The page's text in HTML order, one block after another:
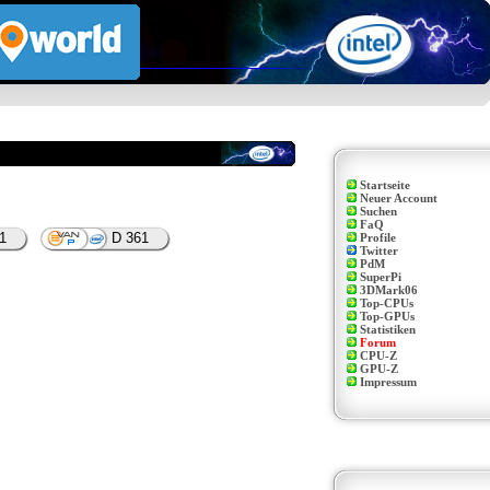
D 361
Startseite
Neuer Account
Suchen
FaQ
Profile
Twitter
PdM
SuperPi
3DMark06
Top-CPUs
Top-GPUs
Statistiken
Forum
CPU-Z
GPU-Z
Impressum